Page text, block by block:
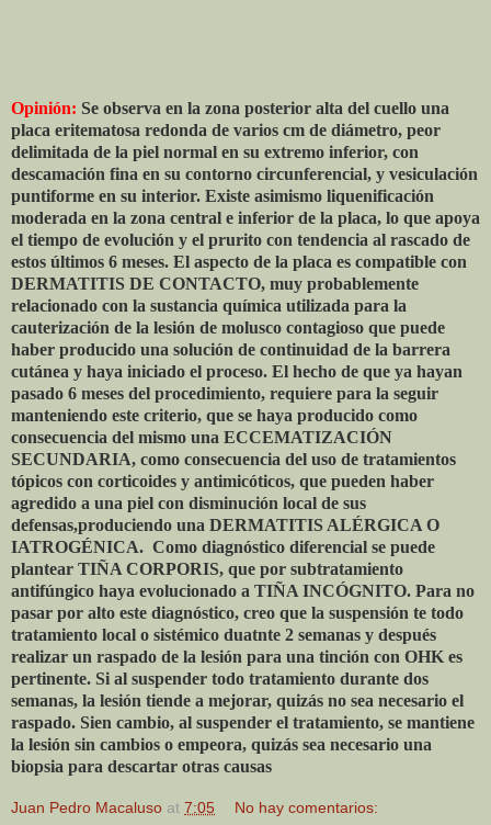
Opinión: Se observa en la zona posterior alta del cuello una
placa eritematosa redonda de varios cm de diámetro, peor
delimitada de la piel normal en su extremo inferior, con
descamación fina en su contorno circunferencial, y vesiculación
puntiforme en su interior. Existe asimismo liquenificación
moderada en la zona central e inferior de la placa, lo que apoya
el tiempo de evolución y el prurito con tendencia al rascado de
estos últimos 6 meses. El aspecto de la placa es compatible con
DERMATITIS DE CONTACTO, muy probablemente
relacionado con la sustancia química utilizada para la
cauterización de la lesión de molusco contagioso que puede
haber producido una solución de continuidad de la barrera
cutánea y haya iniciado el proceso. El hecho de que ya hayan
pasado 6 meses del procedimiento, requiere para la seguir
manteniendo este criterio, que se haya producido como
consecuencia del mismo una ECCEMATIZACIÓN
SECUNDARIA, como consecuencia del uso de tratamientos
tópicos con corticoides y antimicóticos, que pueden haber
agredido a una piel con disminución local de sus
defensas,produciendo una DERMATITIS ALÉRGICA O
IATROGÉNICA. Como diagnóstico diferencial se puede
plantear TIÑA CORPORIS, que por subtratamiento
antifúngico haya evolucionado a TIÑA INCÓGNITO. Para no
pasar por alto este diagnóstico, creo que la suspensión te todo
tratamiento local o sistémico duatnte 2 semanas y después
realizar un raspado de la lesión para una tinción con OHK es
pertinente. Si al suspender todo tratamiento durante dos
semanas, la lesión tiende a mejorar, quizás no sea necesario el
raspado. Sien cambio, al suspender el tratamiento, se mantiene
la lesión sin cambios o empeora, quizás sea necesario una
biopsia para descartar otras causas
Juan Pedro Macaluso at 7:05 No hay comentarios: